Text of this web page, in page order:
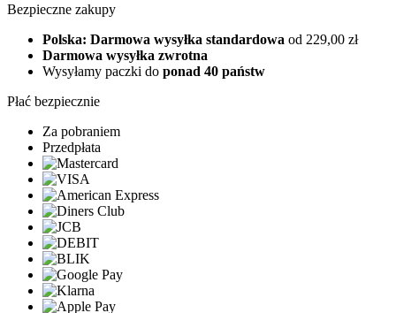
Bezpieczne zakupy
Polska: Darmowa wysyłka standardowa od 229,00 zł
Darmowa wysyłka zwrotna
Wysyłamy paczki do ponad 40 państw
Płać bezpiecznie
Za pobraniem
Przedpłata